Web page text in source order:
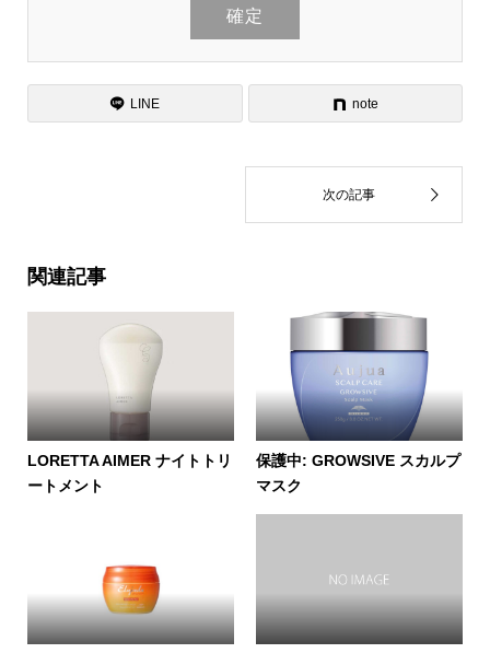
LINE note
関連記事
LORETTA AIMER ナイトトリ
ートメント
保護中: GROWSIVE スカルプ
マスク